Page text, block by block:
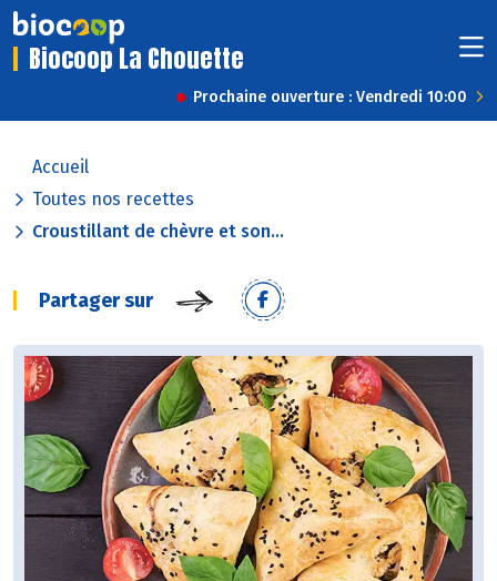
Biocoop La Chouette
Prochaine ouverture : Vendredi 10:00
Accueil
Toutes nos recettes
Croustillant de chèvre et son...
Partager sur